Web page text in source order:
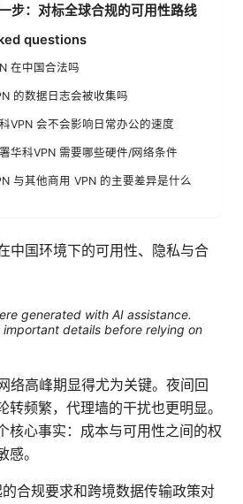
步：对标全球合规的可用性路线
questions
在中国合法吗
的数据日志会被收集吗
VPN 会不会影响日常办公的速度
华科VPN 需要哪些硬件/网络条件
与其他商用 VPN 的主要差异是什么
中国环境下的可用性、隐私与合
generated with AI assistance.
details before relying on
络高峰期显得尤为关键。夜间回
转频繁，代理墙的干扰也更明显。
核心事实：成本与可用性之间的权
。
合规要求和跨境数据传输政策对